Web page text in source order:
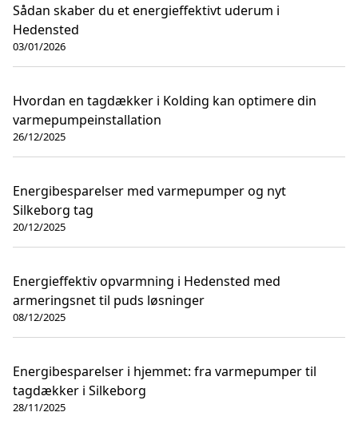
Sådan skaber du et energieffektivt uderum i
Hedensted
03/01/2026
Hvordan en tagdækker i Kolding kan optimere din
varmepumpeinstallation
26/12/2025
Energibesparelser med varmepumper og nyt
Silkeborg tag
20/12/2025
Energieffektiv opvarmning i Hedensted med
armeringsnet til puds løsninger
08/12/2025
Energibesparelser i hjemmet: fra varmepumper til
tagdækker i Silkeborg
28/11/2025